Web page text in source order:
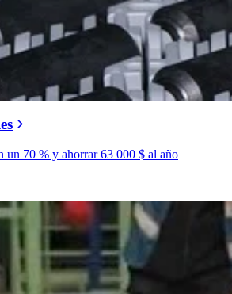
un 70 % y ahorrar 63 000 $ al año